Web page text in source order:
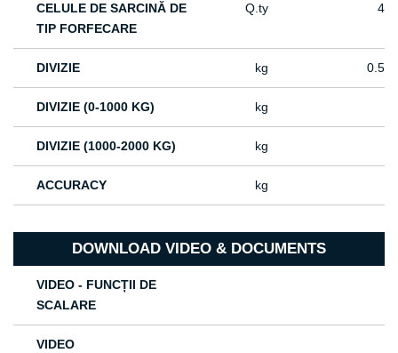
CELULE DE SARCINĂ DE
TIP FORFECARE
Q.ty 4
DIVIZIE kg 0.5
DIVIZIE (0-1000 KG) kg
DIVIZIE (1000-2000 KG) kg
ACCURACY kg
DOWNLOAD VIDEO & DOCUMENTS
VIDEO - FUNCȚII DE
SCALARE
VIDEO